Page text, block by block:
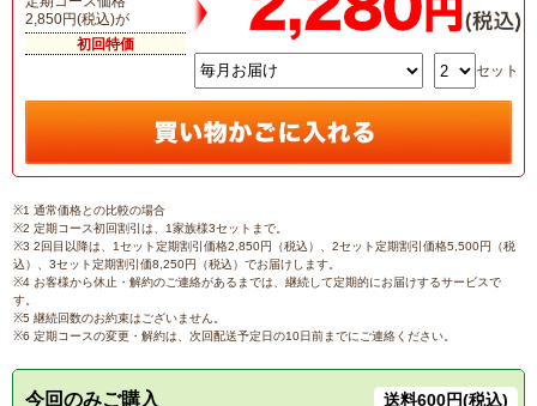
2,850円(税込)が
初回特価
セット
※1 通常価格との比較の場合
※2 定期コース初回割引は、1家族様3セットまで。
※3 2回目以降は、1セット定期割引価格2,850円（税込）、2セット定期割引価格5,500円（税
込）、3セット定期割引価8,250円（税込）でお届けします。
※4 お客様から休止・解約のご連絡があるまでは、継続して定期的にお届けするサービスで
す。
※5 継続回数のお約束はございません。
※6 定期コースの変更・解約は、次回配送予定日の10日前までにご連絡ください。
今回のみご購入 送料600円(税込)